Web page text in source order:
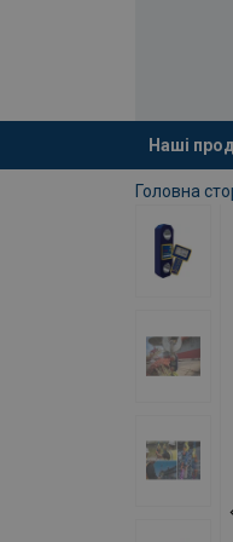
Наші
added to
Головна